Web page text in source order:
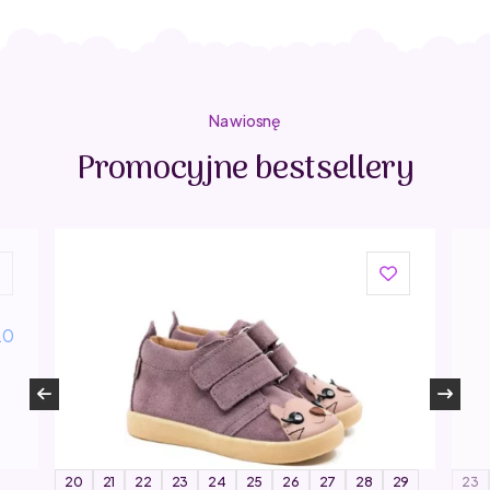
Na wiosnę
Promocyjne bestsellery
20 21 22 23 24 25 26 27 28 29 23